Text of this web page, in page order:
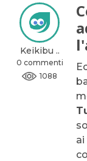
Keikibu ..
0 commenti
1088